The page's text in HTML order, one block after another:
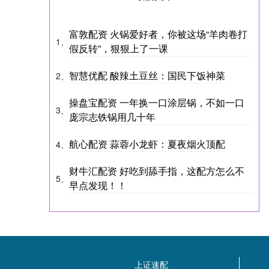
1、
富敦配资 火锅爱好者，你被这场“羊肉卷打
假反转”，狠狠上了一课
2、 智慧优配 酸辣土豆丝：国民下饭神菜
3、
操盘宝配资 一年换一口涂层锅，不如一口
庞宗志铁锅用几十年
4、 航心配资 蒜蓉小龙虾：夏夜烟火顶配
5、
财牛汇配资 好吃到舔手指，这配方怎么不
早点发现！！
上证速配